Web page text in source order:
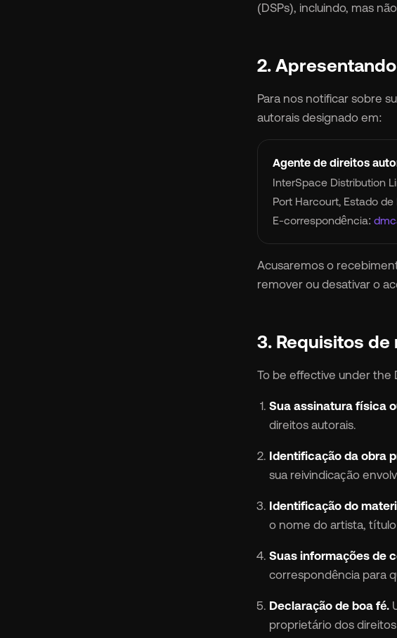
Preços
Sobre
Redação
🇫🇷Francês
🇧🇷Português
(DSPs), incluindo, mas
2.
Para nos notificar sobre
autorais designado em:
Agente de direitos
InterSpace Distribution
Port Harcourt, Estado de
E-correspondência:
Acusaremos o
remover ou desativar o
3. Requisitos
To be effective under the
Sua assinatura física
direitos autorais.
Identificação da obra
sua reivindicação
Identificação do
o nome do artista,
Suas informações de
correspondência para
Declaração de boa fé.
proprietário dos